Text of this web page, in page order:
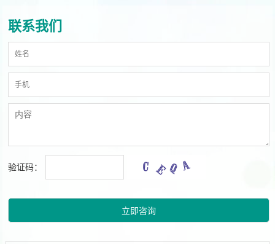
联系我们
验证码：